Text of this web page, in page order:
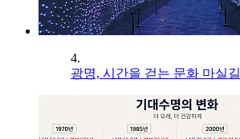
4.
광명, 시간을 걷는 문화 마실길